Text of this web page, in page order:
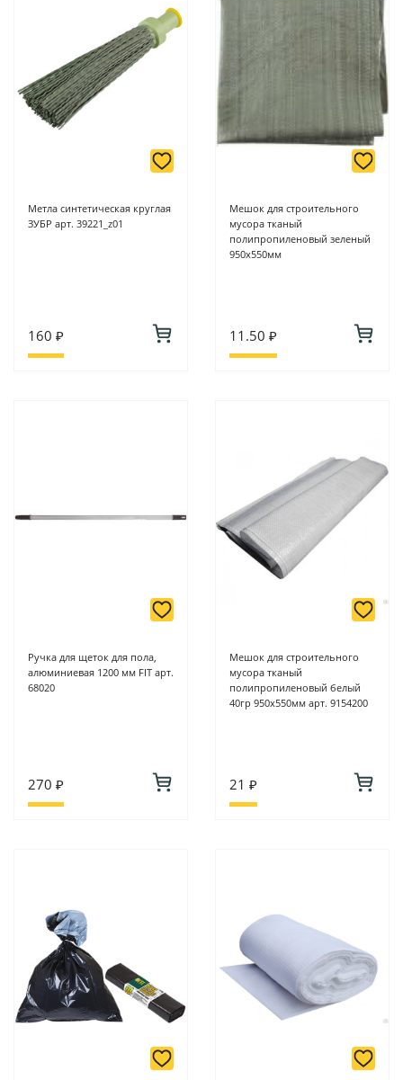
Метла синтетическая круглая
ЗУБР арт. 39221_z01
160 ₽
Мешок для строительного
мусора тканый
полипропиленовый зеленый
950х550мм
11.50 ₽
Ручка для щеток для пола,
алюминиевая 1200 мм FIT арт.
68020
270 ₽
Мешок для строительного
мусора тканый
полипропиленовый белый
40гр 950х550мм арт. 9154200
21 ₽